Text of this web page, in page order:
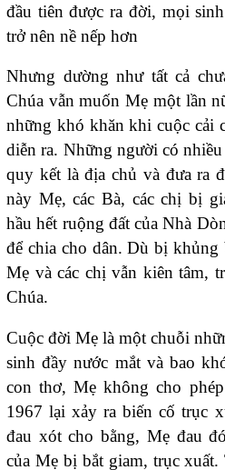
đầu tiên được ra đời, mọi
trở nên nề nếp hơn
Nhưng dường như tất cả
Chúa vẫn muốn Mẹ một lần
những khó khăn khi cuộc cải
diễn ra. Những người có
quy kết là địa chủ và đưa ra
này Mẹ, các Bà, các chị bị
hầu hết ruộng đất của Nhà
để chia cho dân. Dù bị
Mẹ và các chị vẫn kiên tâm,
Chúa.
Cuộc đời Mẹ là một chuỗi
sinh đầy nước mắt và bao
con thơ, Mẹ không cho
1967 lại xảy ra biến cố trục
đau xót cho bằng, Mẹ đau
của Mẹ bị bắt giam, trục